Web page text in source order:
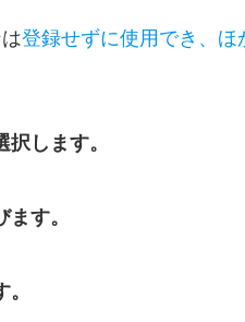
登録せずに使用でき、
します。
す。